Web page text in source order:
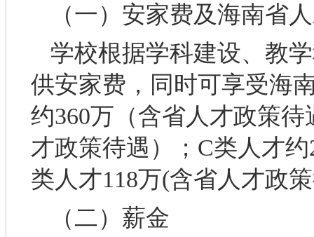
（一）安家费及海南省
学校根据学科建设、教
供安家费，同时可享受海
约360万（含省人才政策
才政策待遇）；C类人才
类人才118万(含省人才政
（二）薪金